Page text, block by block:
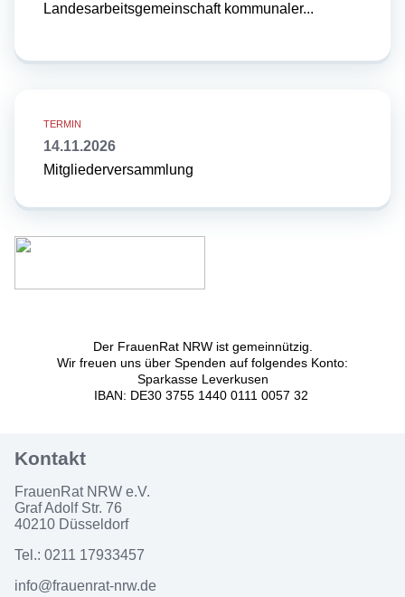
Landesarbeitsgemeinschaft kommunaler...
14.11.2026
Mitgliederversammlung
Der FrauenRat NRW ist gemeinnützig.
Wir freuen uns über Spenden auf folgendes Konto:
Sparkasse Leverkusen
IBAN: DE30 3755 1440 0111 0057 32
FrauenRat NRW e.V.
Graf Adolf Str. 76
40210 Düsseldorf
Tel.: 0211 17933457
info@frauenrat-nrw.de